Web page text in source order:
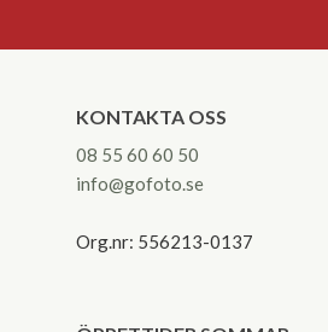
KONTAKTA OSS
08 55 60 60 50
info@gofoto.se
Org.nr: 556213-0137